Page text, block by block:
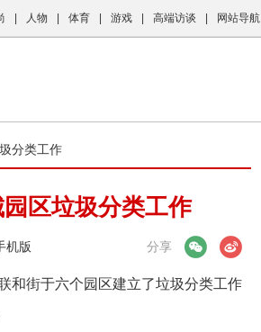
人物 体育 游戏 高端访谈 网站导航
分类工作
区垃圾分类工作
机版 分享
微博
街于六个园区建立了垃圾分类工作